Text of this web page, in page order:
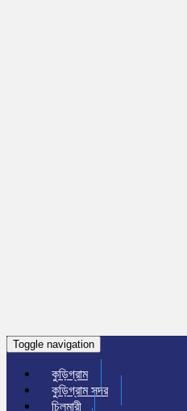
Toggle navigation
কুড়িগ্রাম
কুড়িগ্রাম সদর
চিলমারী